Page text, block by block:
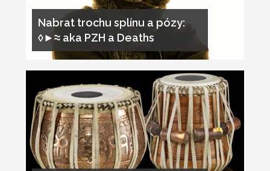
Nabrat trochu splínu a pózy:
◊►≈ aka PZH a Deaths